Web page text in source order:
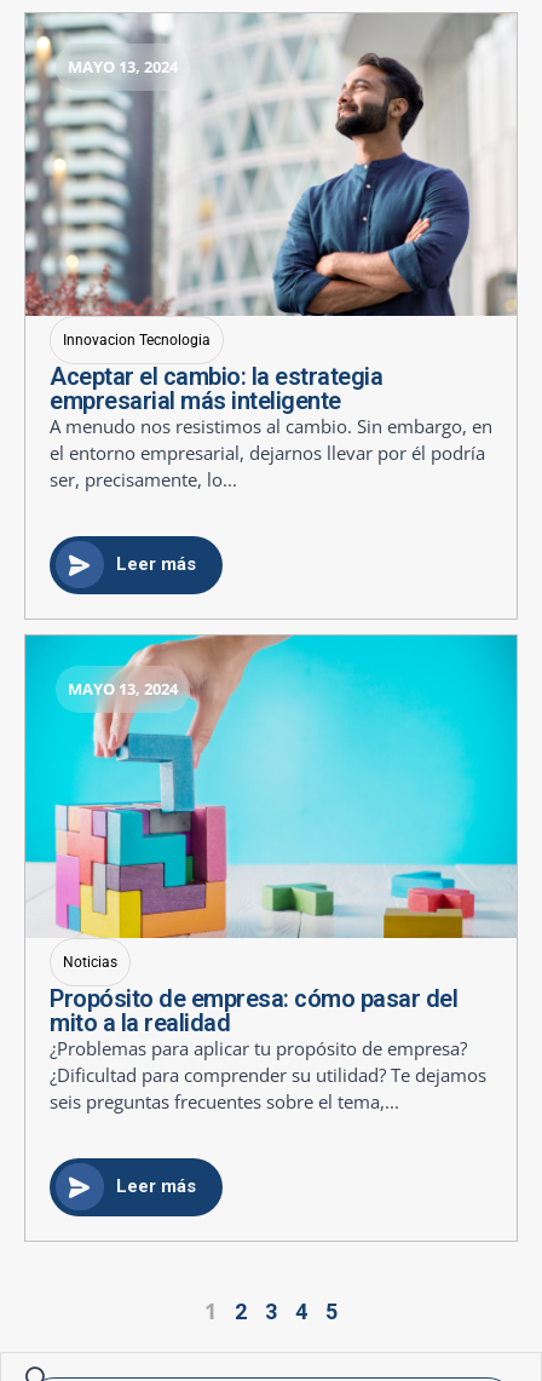
MAYO 13, 2024
Innovacion Tecnologia
Aceptar el cambio: la estrategia
empresarial más inteligente
A menudo nos resistimos al cambio. Sin embargo, en
el entorno empresarial, dejarnos llevar por él podría
ser, precisamente, lo...
Leer más
MAYO 13, 2024
Noticias
Propósito de empresa: cómo pasar del
mito a la realidad
¿Problemas para aplicar tu propósito de empresa?
¿Dificultad para comprender su utilidad? Te dejamos
seis preguntas frecuentes sobre el tema,...
Leer más
1 2 3 4 5